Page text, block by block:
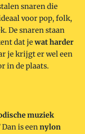
snaren die
voor pop, folk,
De snaren staan
dat jewat harder
je krijgt er wel een
in de plaats.
muziek
is eennylon